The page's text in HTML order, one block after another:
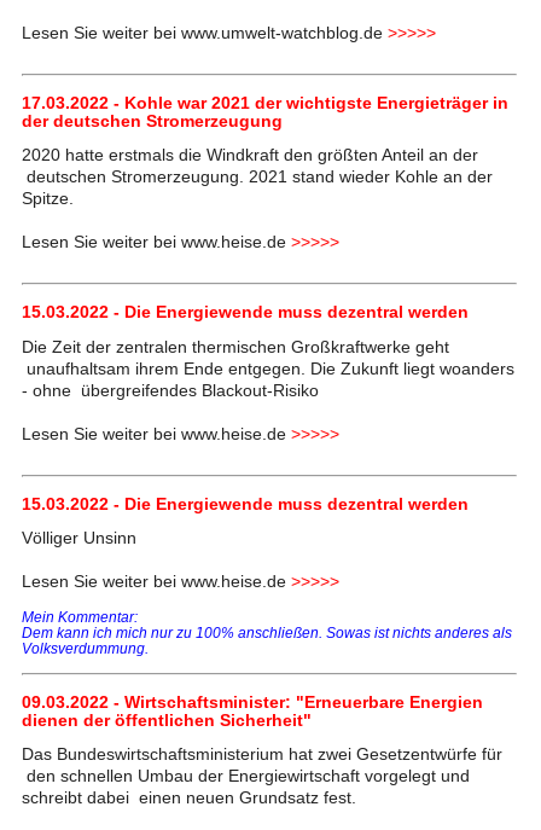
Lesen Sie weiter bei www.umwelt-watchblog.de >>>>>
17.03.2022 - Kohle war 2021 der wichtigste Energieträger in
der deutschen Stromerzeugung
2020 hatte erstmals die Windkraft den größten Anteil an der
deutschen Stromerzeugung. 2021 stand wieder Kohle an der
Spitze.
Lesen Sie weiter bei www.heise.de >>>>>
15.03.2022 - Die Energiewende muss dezentral werden
Die Zeit der zentralen thermischen Großkraftwerke geht
unaufhaltsam ihrem Ende entgegen. Die Zukunft liegt woanders
- ohne übergreifendes Blackout-Risiko
Lesen Sie weiter bei www.heise.de >>>>>
15.03.2022 - Die Energiewende muss dezentral werden
Völliger Unsinn
Lesen Sie weiter bei www.heise.de >>>>>
Mein Kommentar:
Dem kann ich mich nur zu 100% anschließen. Sowas ist nichts anderes als
Volksverdummung.
09.03.2022 - Wirtschaftsminister: "Erneuerbare Energien
dienen der öffentlichen Sicherheit"
Das Bundeswirtschaftsministerium hat zwei Gesetzentwürfe für
den schnellen Umbau der Energiewirtschaft vorgelegt und
schreibt dabei einen neuen Grundsatz fest.